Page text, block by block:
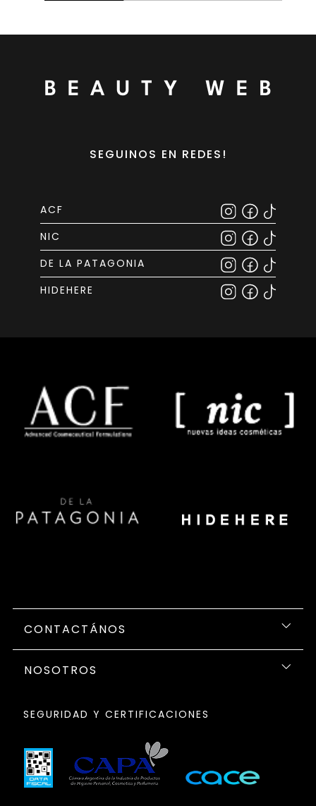
SEGUINOS EN REDES!
ACF
NIC
DE LA PATAGONIA
HIDEHERE
CONTACTÁNOS
NOSOTROS
SEGURIDAD Y CERTIFICACIONES